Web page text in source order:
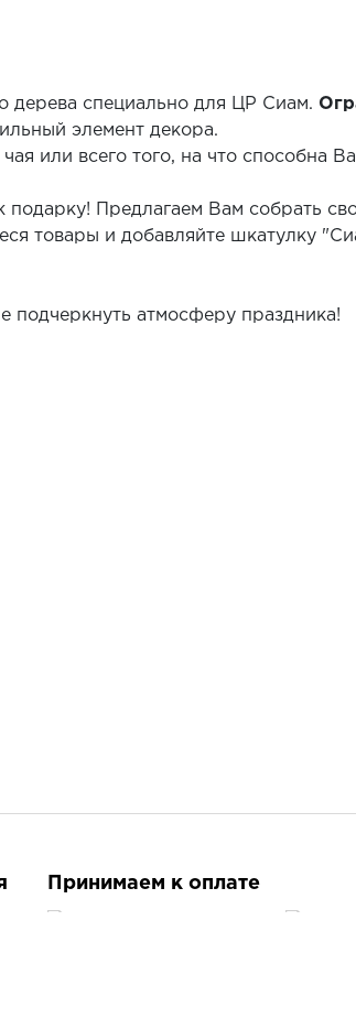
дерева специально для ЦР Сиам.
элемент декора.
или всего того, на что способна
Предлагаем Вам собрать
товары и добавляйте шкатулку
атмосферу праздника!
Принимаем к оплате